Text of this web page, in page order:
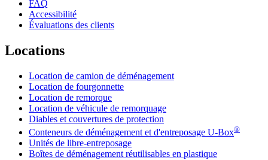
FAQ
Accessibilité
Évaluations des clients
Locations
Location de camion de déménagement
Location de fourgonnette
Location de remorque
Location de véhicule de remorquage
Diables et couvertures de protection
Conteneurs de déménagement et d'entreposage U-Box®
Unités de libre-entreposage
Boîtes de déménagement réutilisables en plastique